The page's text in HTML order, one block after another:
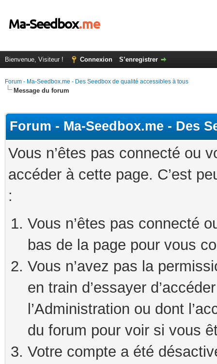
Bienvenue, Visiteur ! Connexion S’enregistrer
Forum - Ma-Seedbox.me - Des Seedbox de qualité accessibles à tous
Message du forum
Forum - Ma-Seedbox.me - Des
Vous n’êtes pas connecté ou
accéder à cette page. C’est
:
Vous n’êtes pas connecté
bas de la page pour vous
Vous n’avez pas la
en train d’essayer
l’Administration ou dont
du forum pour voir si vous
Votre compte a été